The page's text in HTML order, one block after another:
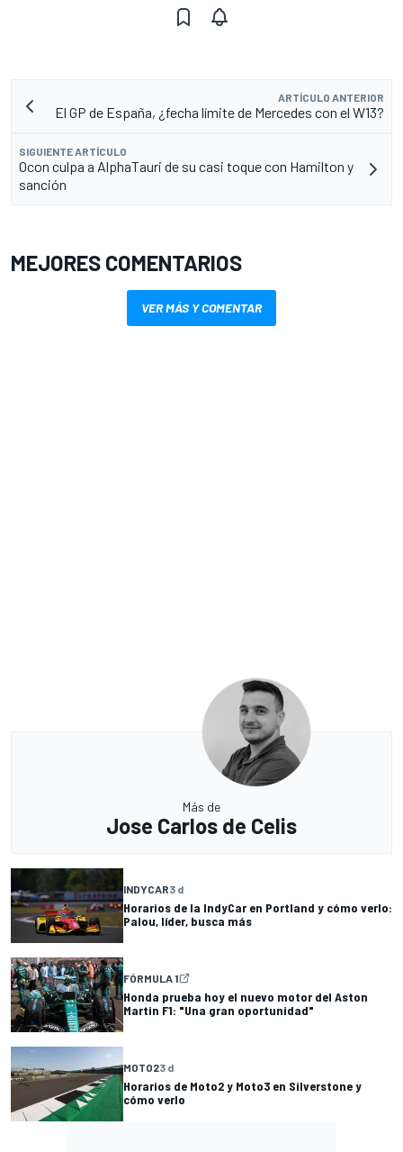
ARTÍCULO ANTERIOR
El GP de España, ¿fecha límite de Mercedes con el W13?
SIGUIENTE ARTÍCULO
Ocon culpa a AlphaTauri de su casi toque con Hamilton y
sanción
MEJORES COMENTARIOS
VER MÁS Y COMENTAR
Más de
Jose Carlos de Celis
INDYCAR3 d
Horarios de la IndyCar en Portland y cómo verlo:
Palou, líder, busca más
FÓRMULA 1
Honda prueba hoy el nuevo motor del Aston
Martin F1: "Una gran oportunidad"
MOTO23 d
Horarios de Moto2 y Moto3 en Silverstone y
cómo verlo